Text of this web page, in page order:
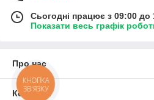
Сьогодні працює з 09:00 до
Показати весь графік
Про нас
Контакти
КНОПКА
ЗВ'ЯЗКУ